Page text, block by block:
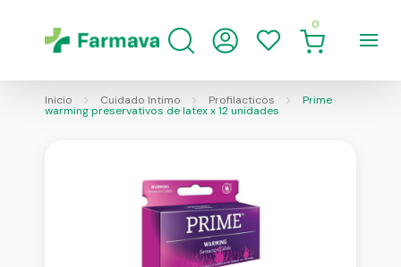
0
Inicio Cuidado Intimo Profilacticos Prime
warming preservativos de latex x 12 unidades